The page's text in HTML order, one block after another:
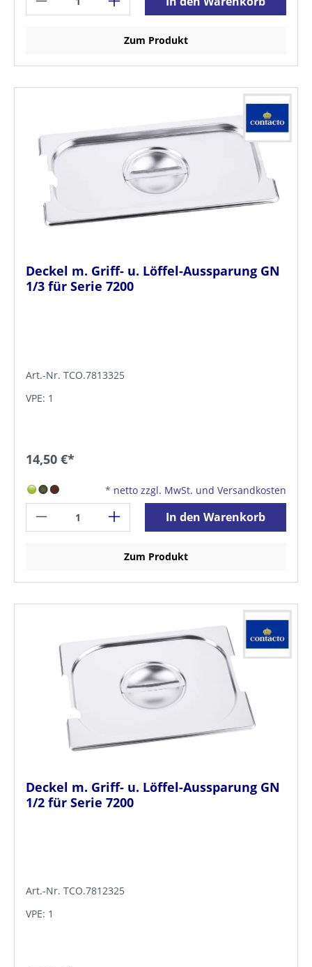
Zum Produkt
Deckel m. Griff- u. Löffel-Aussparung GN
1/3 für Serie 7200
Art.-Nr. TCO.7813325
VPE: 1
14,50 €*
* netto zzgl. MwSt. und Versandkosten
In den Warenkorb
Zum Produkt
Deckel m. Griff- u. Löffel-Aussparung GN
1/2 für Serie 7200
Art.-Nr. TCO.7812325
VPE: 1